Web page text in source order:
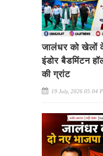
जालंधर को खेलों
इंडोर बैडमिंटन
की ग्रांट
19 July, 2026 05:04